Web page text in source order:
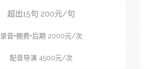
超出15句 200元/句
录音+棚费+后期 2000元/次
配音导演 4500元/次